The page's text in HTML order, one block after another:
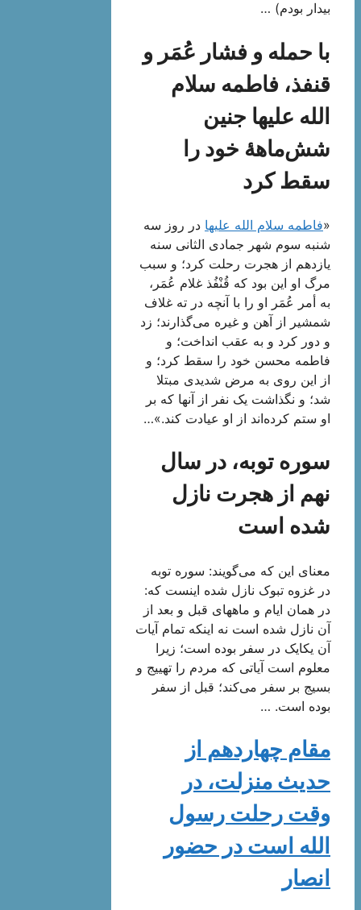
بیدار بودم) …
با حمله و فشار عُمَر و
قنفذ، فاطمه سلام
الله علیها جنین
شش‌ماهۀ خود را
سقط کرد
فاطمه سلام الله علیهادر روز سه
شنبه سوم شهر جمادی الثانی سنه
یازدهم از هجرت رحلت کرد؛ و سبب
مرگ او این بود که قُنْفُذ غلام عُمَر،
به أمر عُمَر او را با آنچه در ته غلاف
شمشیر از آهن و غیره می‌گذارند؛ زد
و دور کرد و به عقب انداخت؛ و
فاطمه محسن خود را سقط کرد؛ و
از این روی به مرض شدیدی مبتلا
شد؛ و نگذاشت یک نفر از آنها که بر
او ستم کرده‌اند از او عیادت کند.»…
سوره توبه، در سال
نهم از هجرت نازل
شده است‌
معنای این که می‌گویند: سوره توبه
در غزوه تبوک نازل شده اینست که:
در همان ایام و ماههای قبل و بعد از
آن نازل شده است نه اینکه تمام آیات
آن یکایک در سفر بوده است؛ زیرا
معلوم است آیاتی که مردم را تهییج و
بسیج بر سفر می‌کند؛ قبل از سفر
بوده است. …
مقام چهاردهم از
حدیث منزلت، در
وقت رحلت رسول
الله است در حضور
انصار